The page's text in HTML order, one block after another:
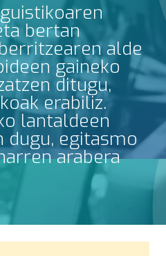
bertan
alde
gaineko
ditugu,
erabiliz.
lantaldeen
dugu, egitasmo
arabera